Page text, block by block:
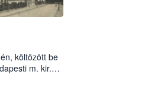
költözött be
m. kir.
Rókus utca
tervezett új